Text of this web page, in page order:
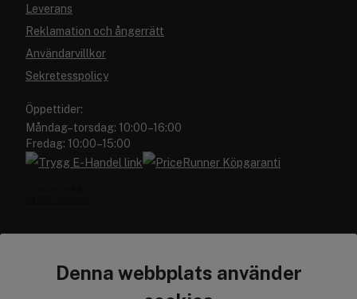
Denna webbplats använder
Leverans
Reklamation och ångerrätt
Användarvillkor
Sekretesspolicy
Öppettider:
Måndag–torsdag: 10:00–16:00
Fredag: 10:00–15:00
Cocopanda.se